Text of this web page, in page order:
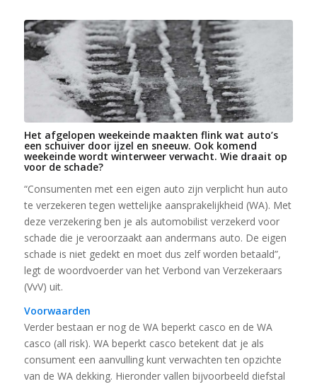
Het afgelopen weekeinde maakten flink wat auto’s
een schuiver door ijzel en sneeuw. Ook komend
weekeinde wordt winterweer verwacht. Wie draait op
voor de schade?
“Consumenten met een eigen auto zijn verplicht hun auto
te verzekeren tegen wettelijke aansprakelijkheid (WA). Met
deze verzekering ben je als automobilist verzekerd voor
schade die je veroorzaakt aan andermans auto. De eigen
schade is niet gedekt en moet dus zelf worden betaald”,
legt de woordvoerder van het Verbond van Verzekeraars
(VvV) uit.
Voorwaarden
Verder bestaan er nog de WA beperkt casco en de WA
casco (all risk). WA beperkt casco betekent dat je als
consument een aanvulling kunt verwachten ten opzichte
van de WA dekking. Hieronder vallen bijvoorbeeld diefstal